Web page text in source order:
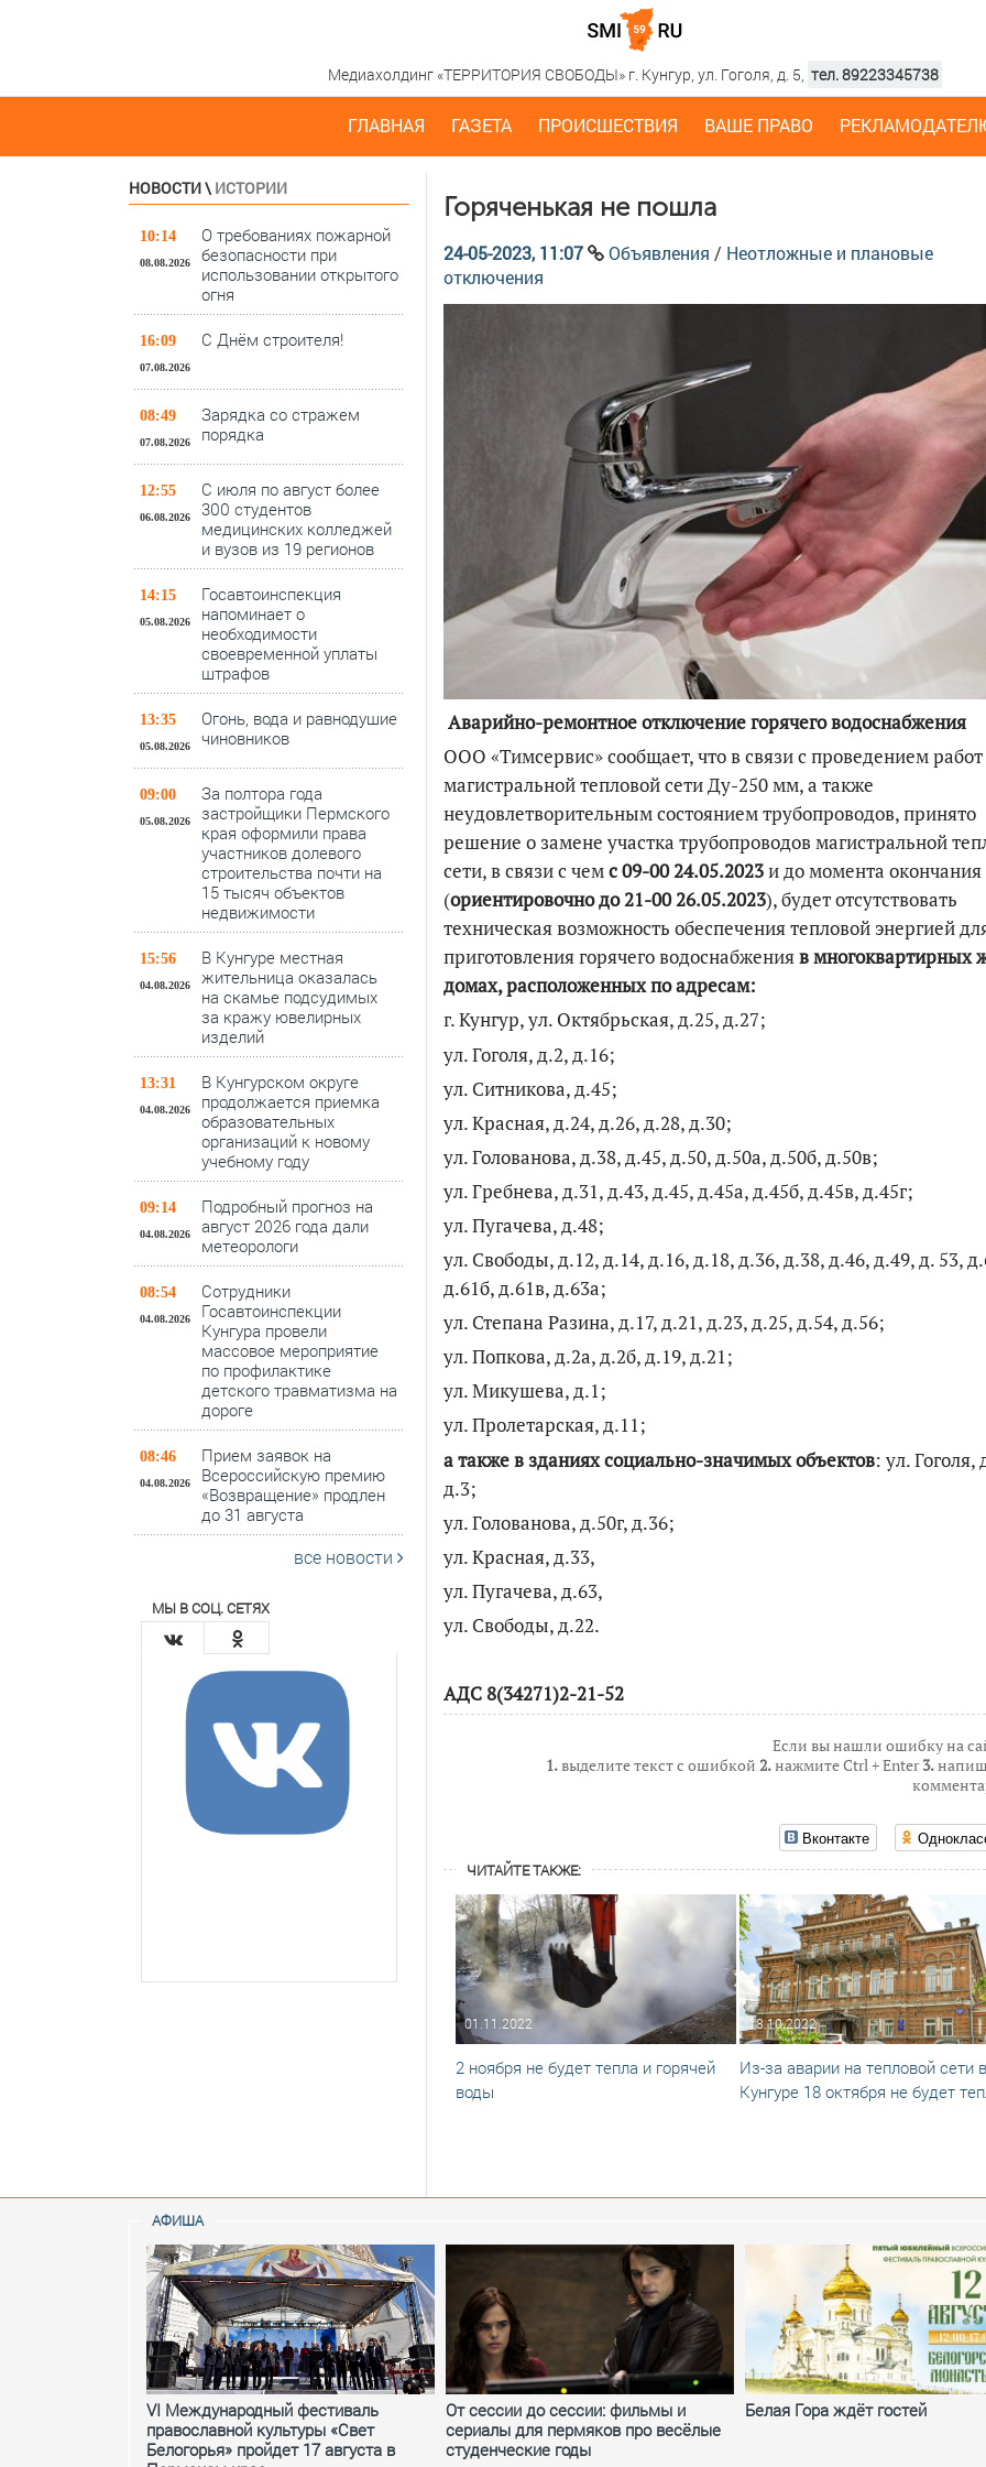
Медиахолдинг «ТЕРРИТОРИЯ СВОБОДЫ» г. Кунгур, ул. Гоголя, д. 5, тел. 89223345738
ГЛАВНАЯ ГАЗЕТА ПРОИСШЕСТВИЯ ВАШЕ ПРАВО
НОВОСТИ\ ИСТОРИИ
10:14
08.08.2026
О требованиях пожарной
безопасности при
использовании открытого
огня
16:09
07.08.2026
С Днём строителя!
08:49
07.08.2026
Зарядка со стражем
порядка
12:55
06.08.2026
С июля по август более
300 студентов
медицинских колледжей
и вузов из 19 регионов
14:15
05.08.2026
Госавтоинспекция
напоминает о
необходимости
своевременной уплаты
штрафов
13:35
05.08.2026
Огонь, вода и равнодушие
чиновников
09:00
05.08.2026
За полтора года
застройщики Пермского
края оформили права
участников долевого
строительства почти на
15 тысяч объектов
недвижимости
15:56
04.08.2026
В Кунгуре местная
жительница оказалась
на скамье подсудимых
за кражу ювелирных
изделий
13:31
04.08.2026
В Кунгурском округе
продолжается приемка
образовательных
организаций к новому
учебному году
09:14
04.08.2026
Подробный прогноз на
август 2026 года дали
метеорологи
08:54
04.08.2026
Сотрудники
Госавтоинспекции
Кунгура провели
массовое мероприятие
по профилактике
детского травматизма на
дороге
08:46
04.08.2026
Прием заявок на
Всероссийскую премию
«Возвращение» продлен
до 31 августа
все новости
МЫ В СОЦ. СЕТЯХ
Горяченькая не пошла
24-05-2023, 11:07 Объявления / Неотложные и плановые
отключения
Аварийно-ремонтное отключение горячего водоснабжения
ООО «Тимсервис» сообщает, что в связи с проведением
магистральной тепловой сети Ду-250 мм, а также
неудовлетворительным состоянием трубопроводов, принято
решение о замене участка трубопроводов магистральной
сети, в связи с чемс 09-00 24.05.2023и до момента окончания
(ориентировочно до 21-00 26.05.2023), будет отсутствовать
техническая возможность обеспечения тепловой энергией
приготовления горячего водоснабженияв многоквартирных
домах, расположенных по адресам:
г. Кунгур, ул. Октябрьская, д.25, д.27;
ул. Гоголя, д.2, д.16;
ул. Ситникова, д.45;
ул. Красная, д.24, д.26, д.28, д.30;
ул. Голованова, д.38, д.45, д.50, д.50а, д.50б, д.50в;
ул. Гребнева, д.31, д.43, д.45, д.45а, д.45б, д.45в, д.45г;
ул. Пугачева, д.48;
ул. Свободы, д.12, д.14, д.16, д.18, д.36, д.38, д.46, д.49, д. 53,
д.61б, д.61в, д.63а;
ул. Степана Разина, д.17, д.21, д.23, д.25, д.54, д.56;
ул. Попкова, д.2а, д.2б, д.19, д.21;
ул. Микушева, д.1;
ул. Пролетарская, д.11;
а также в зданиях социально-значимых объектов: ул. Гоголя,
д.3;
ул. Голованова, д.50г, д.36;
ул. Красная, д.33,
ул. Пугачева, д.63,
ул. Свободы, д.22.
АДС 8(34271)2-21-52
Если вы нашли ошибку на
1.выделите текст с ошибкой 2.нажмите Ctrl + Enter3.
Вконтакте
ЧИТАЙТЕ ТАКЖЕ:
01.11.2022
2 ноября не будет тепла и горячей
воды
18.10.2022
Из-за аварии на тепловой сети в
Кунгуре 18 октября не будет
По итогам первой
АФИША
VI Международный фестиваль
православной культуры «Свет
Белогорья» пройдет 17 августа в
От сессии до сессии: фильмы и
сериалы для пермяков про весёлые
студенческие годы
Белая Гора ждёт гостей